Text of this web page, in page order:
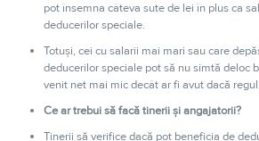
pot însemna câteva sute de lei în plus ca
deducerilor speciale.
Totuși, cei cu salarii mai mari sau care
deducerilor speciale pot să nu simtă deloc
venit net mai mic decât ar fi avut dacă
Ce ar trebui să facă tinerii și angajatorii?
Tinerii să verifice dacă pot beneficia de